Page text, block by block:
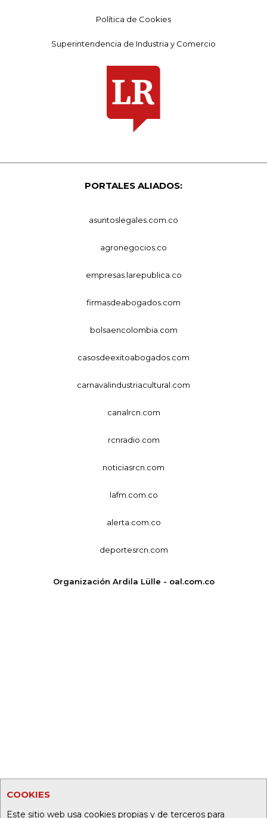
COOKIES
Este sitio web usa cookies propias y de terceros para
Política de Cookies
Superintendencia de Industria y Comercio
PORTALES ALIADOS:
asuntoslegales.com.co
agronegocios.co
empresas.larepublica.co
firmasdeabogados.com
bolsaencolombia.com
casosdeexitoabogados.com
carnavalindustriacultural.com
canalrcn.com
rcnradio.com
noticiasrcn.com
lafm.com.co
alerta.com.co
deportesrcn.com
Organización Ardila Lülle - oal.com.co